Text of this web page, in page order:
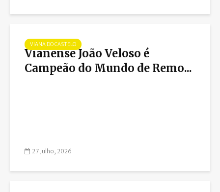
VIANA DO CASTELO
Vianense João Veloso é
Campeão do Mundo de Remo...
27 Julho, 2026